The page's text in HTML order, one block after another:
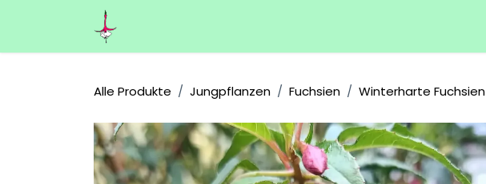
Zum Inhalt springen
Alle Produkte Jungpflanzen Fuchsien Winterharte Fuchsien